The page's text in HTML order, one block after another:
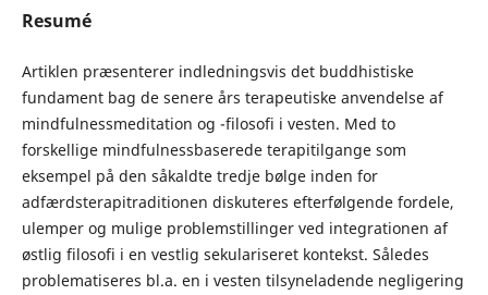
Resumé
Artiklen præsenterer indledningsvis det buddhistiske
funda­ment bag de senere års terapeutiske anvendelse af
mindful­nessmeditation og -filosofi i vesten. Med to
forskellige mind­fulnessbaserede terapitilgange som
eksempel på den såkaldte tredje bølge inden for
adfærdsterapitraditionen diskuteres efterfølgende fordele,
ulemper og mulige problemstillinger ved integrationen af
østlig filosofi i en vestlig sekulariseret kon­tekst. Således
problematiseres bl.a. en i vesten tilsyneladende negligering